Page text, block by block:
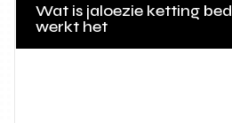
Wat is jaloezie ketting
werkt het